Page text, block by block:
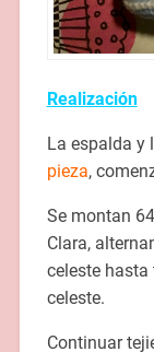
Realización
La espalda y
pieza,
Se montan
Clara,
celeste hasta
celeste.
Continuar